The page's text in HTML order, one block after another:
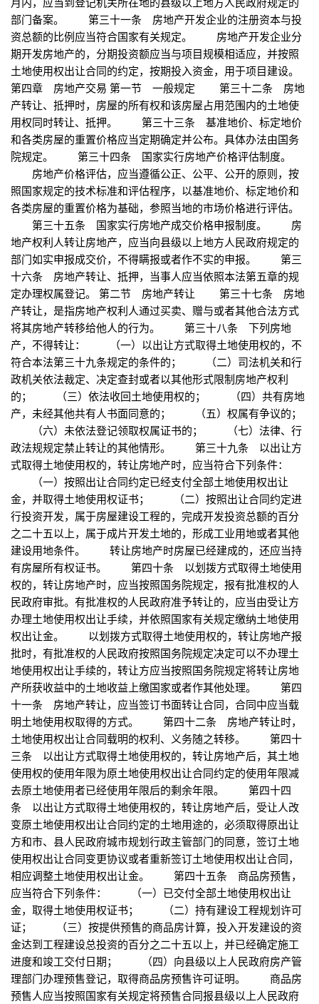
部门备案。 第三十一条 房地产开发企业的注册资本与投
资总额的比例应当符合国家有关规定。 房地产开发企业分
期开发房地产的，分期投资额应当与项目规模相适应，并按照
土地使用权出让合同的约定，按期投入资金，用于项目建设。
第四章 房地产交易 第一节 一般规定 第三十二条 房地
产转让、抵押时，房屋的所有权和该房屋占用范围内的土地使
用权同时转让、抵押。 第三十三条 基准地价、标定地价
和各类房屋的重置价格应当定期确定并公布。具体办法由国务
院规定。 第三十四条 国家实行房地产价格评估制度。
房地产价格评估，应当遵循公正、公平、公开的原则，按
照国家规定的技术标准和评估程序，以基准地价、标定地价和
各类房屋的重置价格为基础，参照当地的市场价格进行评估。
第三十五条 国家实行房地产成交价格申报制度。 房
地产权利人转让房地产，应当向县级以上地方人民政府规定的
部门如实申报成交价，不得瞒报或者作不实的申报。 第三
十六条 房地产转让、抵押，当事人应当依照本法第五章的规
定办理权属登记。 第二节 房地产转让 第三十七条 房地
产转让，是指房地产权利人通过买卖、赠与或者其他合法方式
将其房地产转移给他人的行为。 第三十八条 下列房地
产，不得转让： （一）以出让方式取得土地使用权的，不
符合本法第三十九条规定的条件的； （二）司法机关和行
政机关依法裁定、决定查封或者以其他形式限制房地产权利
的； （三）依法收回土地使用权的； （四）共有房地
产，未经其他共有人书面同意的； （五）权属有争议的；
（六）未依法登记领取权属证书的； （七）法律、行
政法规规定禁止转让的其他情形。 第三十九条 以出让方
式取得土地使用权的，转让房地产时，应当符合下列条件：
（一）按照出让合同约定已经支付全部土地使用权出让
金，并取得土地使用权证书； （二）按照出让合同约定进
行投资开发，属于房屋建设工程的，完成开发投资总额的百分
之二十五以上，属于成片开发土地的，形成工业用地或者其他
建设用地条件。 转让房地产时房屋已经建成的，还应当持
有房屋所有权证书。 第四十条 以划拨方式取得土地使用
权的，转让房地产时，应当按照国务院规定，报有批准权的人
民政府审批。有批准权的人民政府准予转让的，应当由受让方
办理土地使用权出让手续，并依照国家有关规定缴纳土地使用
权出让金。 以划拨方式取得土地使用权的，转让房地产报
批时，有批准权的人民政府按照国务院规定决定可以不办理土
地使用权出让手续的，转让方应当按照国务院规定将转让房地
产所获收益中的土地收益上缴国家或者作其他处理。 第四
十一条 房地产转让，应当签订书面转让合同，合同中应当载
明土地使用权取得的方式。 第四十二条 房地产转让时，
土地使用权出让合同载明的权利、义务随之转移。 第四十
三条 以出让方式取得土地使用权的，转让房地产后，其土地
使用权的使用年限为原土地使用权出让合同约定的使用年限减
去原土地使用者已经使用年限后的剩余年限。 第四十四
条 以出让方式取得土地使用权的，转让房地产后，受让人改
变原土地使用权出让合同约定的土地用途的，必须取得原出让
方和市、县人民政府城市规划行政主管部门的同意，签订土地
使用权出让合同变更协议或者重新签订土地使用权出让合同，
相应调整土地使用权出让金。 第四十五条 商品房预售，
应当符合下列条件： （一）已交付全部土地使用权出让
金，取得土地使用权证书； （二）持有建设工程规划许可
证； （三）按提供预售的商品房计算，投入开发建设的资
金达到工程建设总投资的百分之二十五以上，并已经确定施工
进度和竣工交付日期； （四）向县级以上人民政府房产管
理部门办理预售登记，取得商品房预售许可证明。 商品房
预售人应当按照国家有关规定将预售合同报县级以上人民政府